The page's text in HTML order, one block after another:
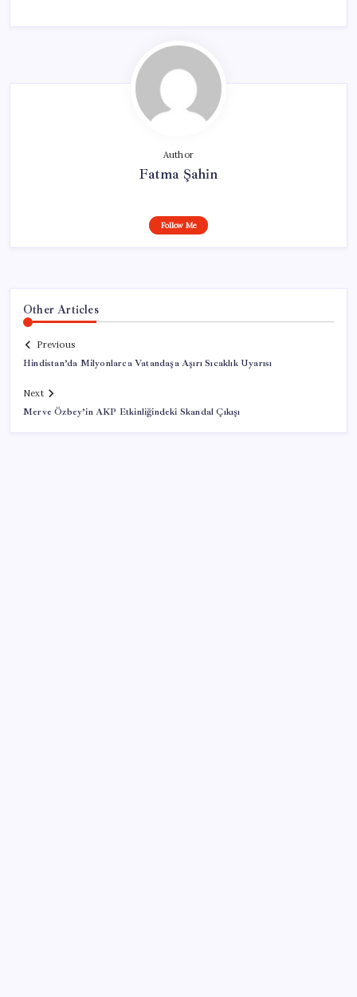
Author
Fatma Şahin
Follow Me
Other Articles
Previous
Hindistan’da Milyonlarca Vatandaşa Aşırı Sıcaklık Uyarısı
Next
Merve Özbey’in AKP Etkinliğindeki Skandal Çıkışı